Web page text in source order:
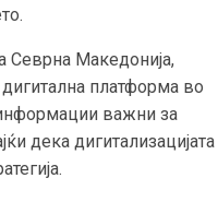
Севрна Македонија,
платформа во
важни за
дека дигитализацијата